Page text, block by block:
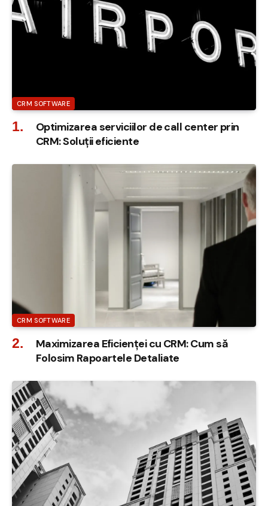
CRM SOFTWARE
Optimizarea serviciilor de call center prin
CRM: Soluții eficiente
CRM SOFTWARE
Maximizarea Eficienței cu CRM: Cum să
Folosim Rapoartele Detaliate